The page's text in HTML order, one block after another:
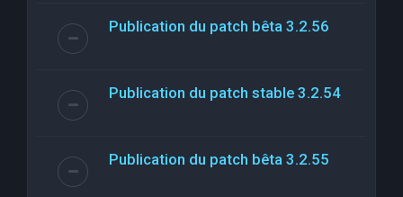
Publication du patch bêta 3.2.56
Publication du patch stable 3.2.54
Publication du patch bêta 3.2.55